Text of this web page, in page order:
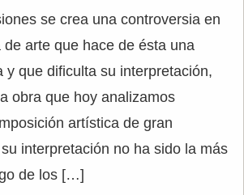
se crea una controversia en
arte que hace de ésta una
y que dificulta su interpretación,
obra que hoy analizamos
artística de gran
interpretación no ha sido la más
de los […]